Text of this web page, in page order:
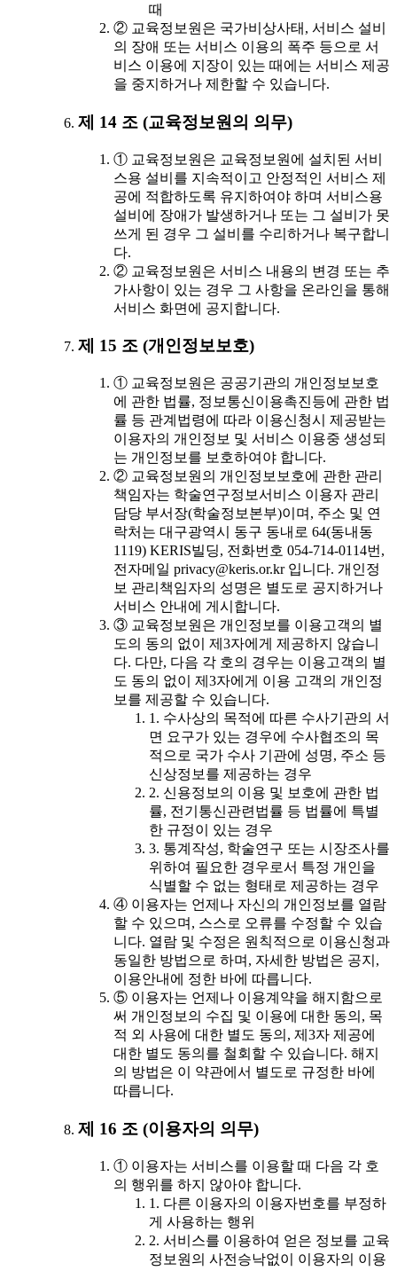
때
② 교육정보원은 국가비상사태, 서비스 설비
의 장애 또는 서비스 이용의 폭주 등으로 서
비스 이용에 지장이 있는 때에는 서비스 제공
을 중지하거나 제한할 수 있습니다.
제 14 조 (교육정보원의 의무)
① 교육정보원은 교육정보원에 설치된 서비
스용 설비를 지속적이고 안정적인 서비스 제
공에 적합하도록 유지하여야 하며 서비스용
설비에 장애가 발생하거나 또는 그 설비가 못
쓰게 된 경우 그 설비를 수리하거나 복구합니
다.
② 교육정보원은 서비스 내용의 변경 또는 추
가사항이 있는 경우 그 사항을 온라인을 통해
서비스 화면에 공지합니다.
제 15 조 (개인정보보호)
① 교육정보원은 공공기관의 개인정보보호
에 관한 법률, 정보통신이용촉진등에 관한 법
률 등 관계법령에 따라 이용신청시 제공받는
이용자의 개인정보 및 서비스 이용중 생성되
는 개인정보를 보호하여야 합니다.
② 교육정보원의 개인정보보호에 관한 관리
책임자는 학술연구정보서비스 이용자 관리
담당 부서장(학술정보본부)이며, 주소 및 연
락처는 대구광역시 동구 동내로 64(동내동
1119) KERIS빌딩, 전화번호 054-714-0114번,
전자메일 privacy@keris.or.kr 입니다. 개인정
보 관리책임자의 성명은 별도로 공지하거나
서비스 안내에 게시합니다.
③ 교육정보원은 개인정보를 이용고객의 별
도의 동의 없이 제3자에게 제공하지 않습니
다. 다만, 다음 각 호의 경우는 이용고객의 별
도 동의 없이 제3자에게 이용 고객의 개인정
보를 제공할 수 있습니다.
1. 수사상의 목적에 따른 수사기관의 서
면 요구가 있는 경우에 수사협조의 목
적으로 국가 수사 기관에 성명, 주소 등
신상정보를 제공하는 경우
2. 신용정보의 이용 및 보호에 관한 법
률, 전기통신관련법률 등 법률에 특별
한 규정이 있는 경우
3. 통계작성, 학술연구 또는 시장조사를
위하여 필요한 경우로서 특정 개인을
식별할 수 없는 형태로 제공하는 경우
④ 이용자는 언제나 자신의 개인정보를 열람
할 수 있으며, 스스로 오류를 수정할 수 있습
니다. 열람 및 수정은 원칙적으로 이용신청과
동일한 방법으로 하며, 자세한 방법은 공지,
이용안내에 정한 바에 따릅니다.
⑤ 이용자는 언제나 이용계약을 해지함으로
써 개인정보의 수집 및 이용에 대한 동의, 목
적 외 사용에 대한 별도 동의, 제3자 제공에
대한 별도 동의를 철회할 수 있습니다. 해지
의 방법은 이 약관에서 별도로 규정한 바에
따릅니다.
제 16 조 (이용자의 의무)
① 이용자는 서비스를 이용할 때 다음 각 호
의 행위를 하지 않아야 합니다.
1. 다른 이용자의 이용자번호를 부정하
게 사용하는 행위
2. 서비스를 이용하여 얻은 정보를 교육
정보원의 사전승낙없이 이용자의 이용